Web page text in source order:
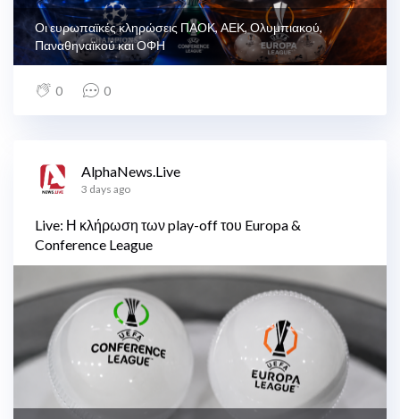
Οι ευρωπαϊκές κληρώσεις ΠΑΟΚ, ΑΕΚ, Ολυμπιακού,
Παναθηναϊκού και ΟΦΗ
0 0
AlphaNews.Live
3 days ago
Live: Η κλήρωση των play-off του Europa &
Conference League